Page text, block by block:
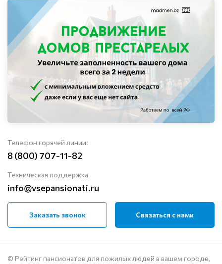
Телефон горячей линии:
8 (800) 707-11-82
Техническая поддержка
info@vsepansionati.ru
Заказать звонок Связаться с нами
© Рейтинг пансионатов для пожилых людей в вашем городе,